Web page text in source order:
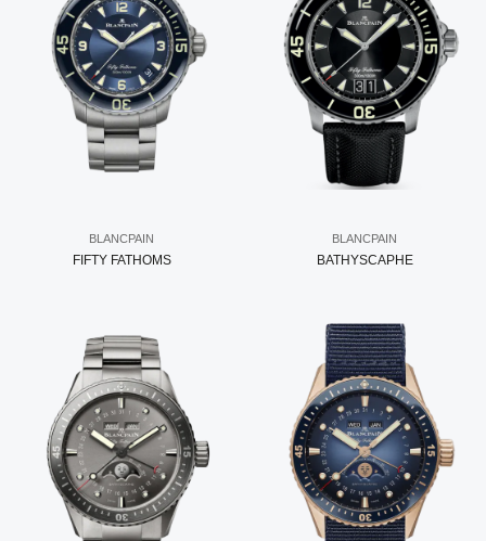
BLANCPAIN
FIFTY FATHOMS
BLANCPAIN
BATHYSCAPHE